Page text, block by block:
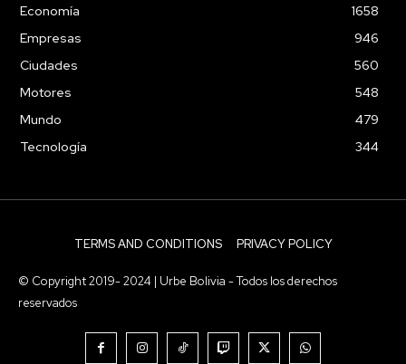
Economía
1658
Empresas
946
Ciudades
560
Motores
548
Mundo
479
Tecnología
344
TERMS AND CONDITIONS PRIVACY POLICY
© Copyright 2019- 2024 | Urbe Bolivia - Todos los derechos
reservados